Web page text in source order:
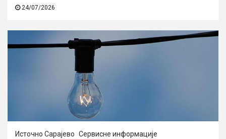
24/07/2026
Источно Сарајево Сервисне информације